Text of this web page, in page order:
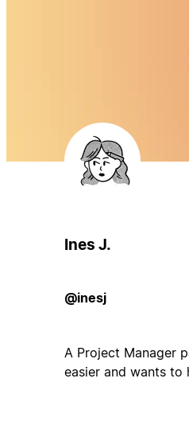
Ines J.
@inesj
A Project Manager
easier and wants to